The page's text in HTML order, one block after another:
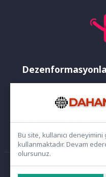
Yayınlanan haberler
rağmen bazı içeriklerde
bilgiler bulunabilir.Yanlış
haberleri aşağıdaki iletişim
Bu site, kullanıcı
kullanmaktadır. Devam
olursunuz.